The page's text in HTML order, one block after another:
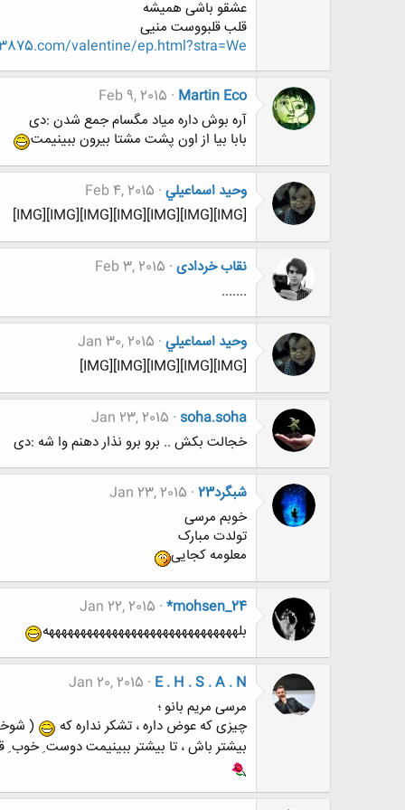
عشقو باشی همیشه
قلب قلبووست منیی
valentine/ep.html?stra=We
Martin Eco
Feb 9, 2015
آره بوش داره میاد مگسام جمع شدن :دی
بابا بیا از اون پشت مشتا بیرون ببینیمت
وحيد اسماعيلي Feb 4, 2015
[IMG][IMG][IMG][IMG][IMG][IMG][IMG]
نقاب خردادی Feb 3, 2015
.......
وحيد اسماعيلي Jan 30, 2015
[IMG][IMG][IMG][IMG][IMG]
soha.soha
Jan 23, 2015
خجالت بکش .. برو برو نذار دهنم وا شه :دی
شبگرد23
Jan 23, 2015
خوبم مرسی
تولدت مبارک
معلومه کجایی
*mohsen_24
Jan 22, 2015
بلههههههههههههههههههههههههههههههه
E . H . S . A . N
Jan 20, 2015
مرسی مریم بانو ؛
چیزی که عوض داره ، تشکر نداره که
(
بیشتر باش ، تا بیشتر ببینیمت دوست ِ خوب